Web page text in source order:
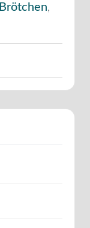
Brötchen,